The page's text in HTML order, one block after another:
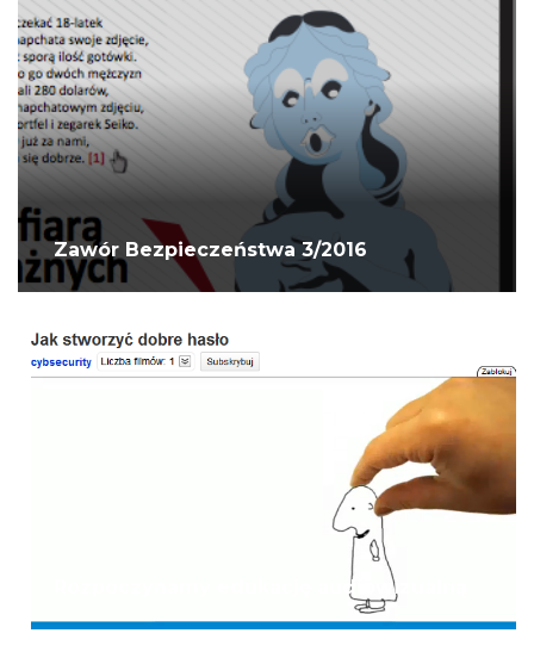
Zawór Bezpieczeństwa 3/2016
Rozpoczynamy edukację audiowizualną